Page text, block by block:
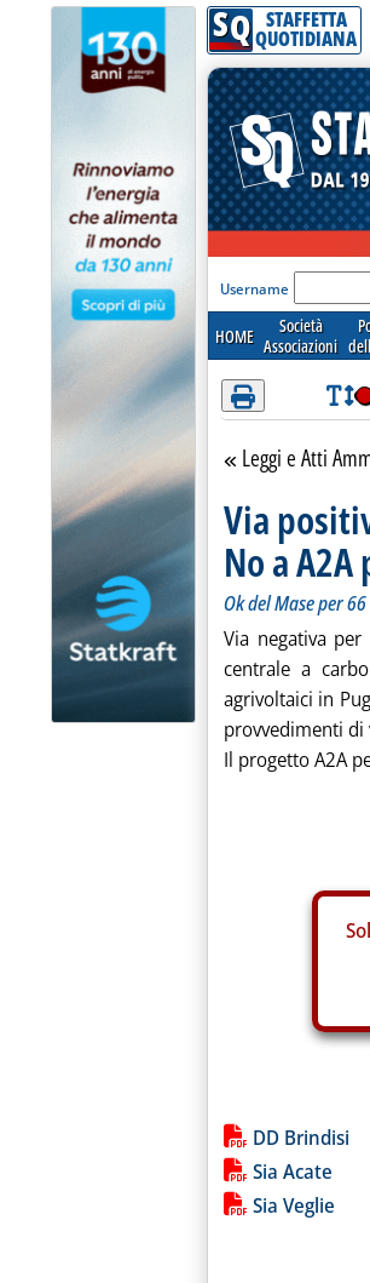
Attenzione! Esegui l'accesso per lèggere
SQ STAFFETTA
QUOTIDIANA
'Modulo
Username
HOME
Società
Associazioni
Torna alla sezione
Leggi e Atti
Via
No a
Ok del Mase per
Via negativa
centrale a
agrivoltaici in
provvedimenti di
Il progetto A2A
Lista allegati
DD Brindisi
Sia Acate
Sia Veglie